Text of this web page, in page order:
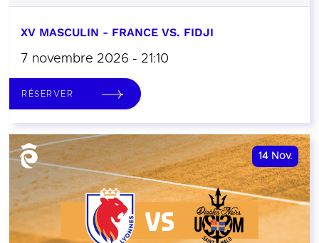
XV MASCULIN - FRANCE VS. FIDJI
7 novembre 2026 - 21:10
RÉSERVER
14 Nov.